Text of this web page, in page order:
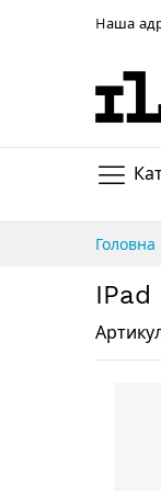
Hаша
Головна